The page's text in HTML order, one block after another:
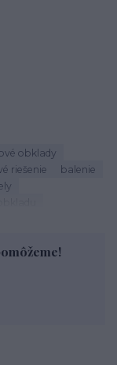
obklady
riešenie
balenie